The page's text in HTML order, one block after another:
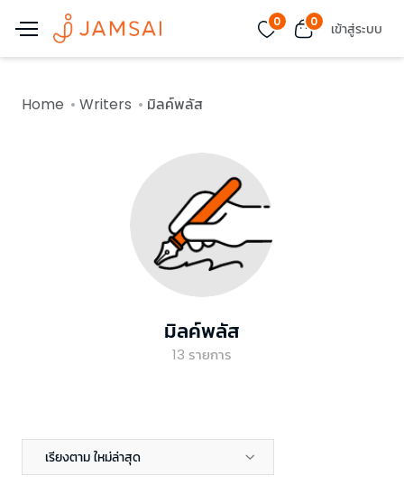
0 0 เข้าสู่ระบบ
Home Writers มิลค์พลัส
มิลค์พลัส
13 รายการ
เรียงตาม ใหม่ล่าสุด